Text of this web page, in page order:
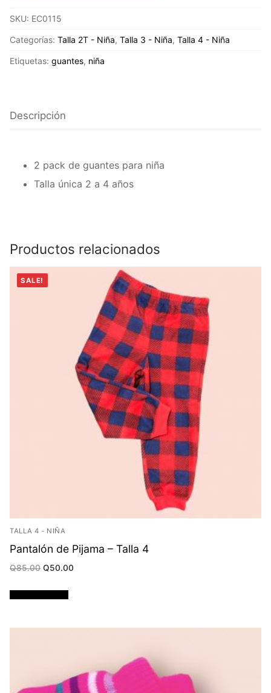
niña
-
a
cantidad
SKU: EC0115
Categorías: Talla 2T - Niña, Talla 3 - Niña, Talla 4 - Niña
Etiquetas: guantes, niña
Descripción
2 pack de guantes para niña
Talla única 2 a 4 años
Productos relacionados
SALE!
TALLA 4 - NIÑA
Pantalón de Pijama – Talla 4
Q85.00 Original
Q85.00.
Q50.00